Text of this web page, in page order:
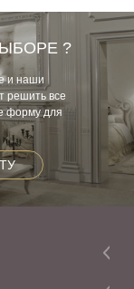
?
и наши
решить все
форму для